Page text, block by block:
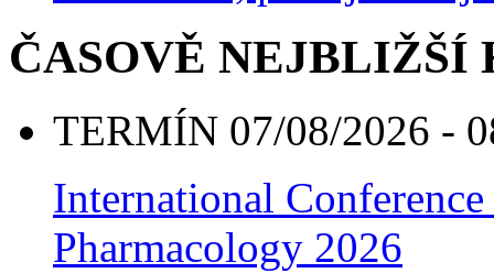
ČASOVĚ NEJBLIŽŠÍ
TERMÍN 07/08/2026 -
International
Pharmacology 2026